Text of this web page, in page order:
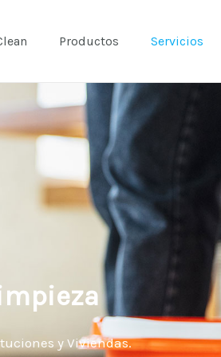
Productos Servicios
y Viviendas.